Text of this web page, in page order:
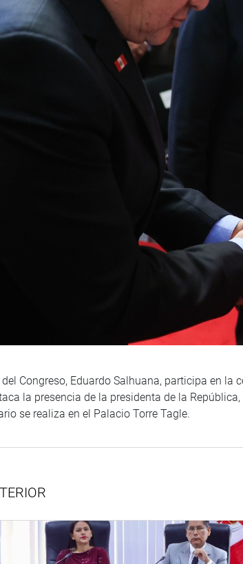
Congreso, Eduardo Salhuana, participa en
la presencia de la presidenta de la
se realiza en el Palacio Torre Tagle.